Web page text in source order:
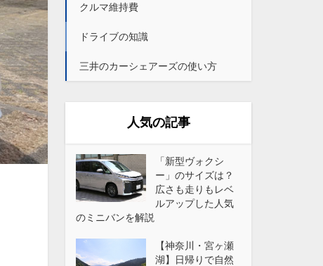
クルマ維持費
ドライブの知識
三井のカーシェアーズの使い方
人気の記事
「新型ヴォクシ
ー」のサイズは？
広さも走りもレベ
ルアップした人気
のミニバンを解説
【神奈川・宮ヶ瀬
湖】日帰りで自然